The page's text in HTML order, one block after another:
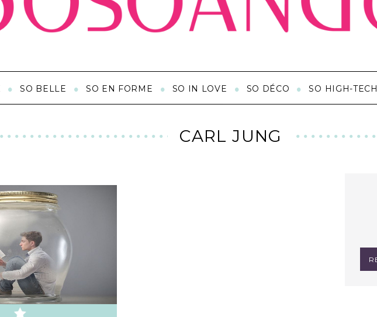
SO BELLE SO EN FORME SO IN LOVE SO DÉCO SO HIGH-TECH
CARL JUNG